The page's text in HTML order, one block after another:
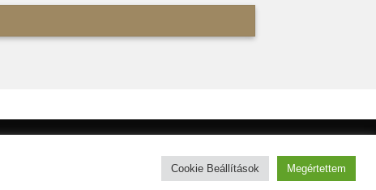
Cookie Beállítások Megértettem